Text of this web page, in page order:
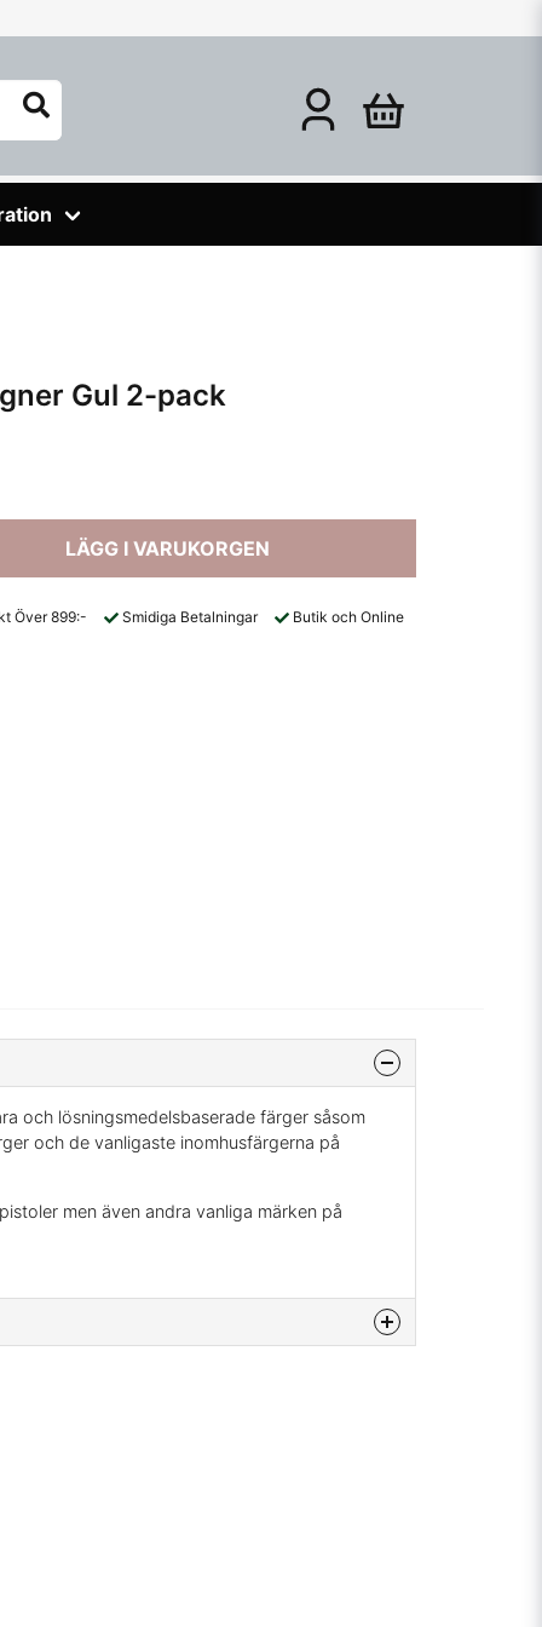
Gul 2-pack
LÄGG I VARUKORGEN
Över 899:- Smidiga Betalningar
Butik och Online
och lösningsmedelsbaserade färger såsom
och de vanligaste inomhusfärgerna på
men även andra vanliga märken på
produkten...